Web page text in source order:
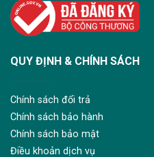
QUY ĐỊNH & CHÍNH SÁCH
Chính sách đổi trả
Chính sách bảo hành
Chính sách bảo mật
Điều khoản dịch vụ